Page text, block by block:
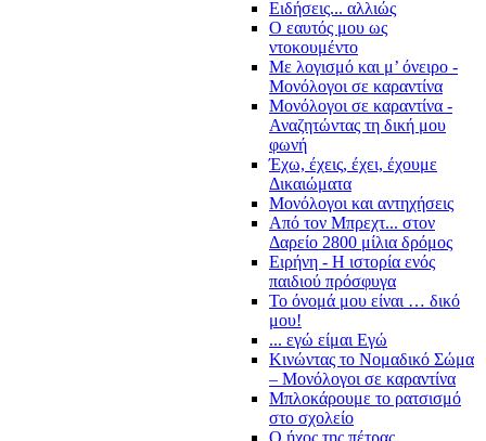
Ειδήσεις... αλλιώς
Ο εαυτός μου ως
ντοκουμέντο
Με λογισμό και μ’ όνειρο -
Μονόλογοι σε καραντίνα
Μονόλογοι σε καραντίνα -
Αναζητώντας τη δική μου
φωνή
Έχω, έχεις, έχει, έχουμε
Δικαιώματα
Μονόλογοι και αντηχήσεις
Από τον Μπρεχτ... στον
Δαρείο 2800 μίλια δρόμος
Ειρήνη - Η ιστορία ενός
παιδιού πρόσφυγα
Το όνομά μου είναι … δικό
μου!
... εγώ είμαι Εγώ
Κινώντας το Νομαδικό Σώμα
– Μονόλογοι σε καραντίνα
Μπλοκάρουμε το ρατσισμό
στο σχολείο
Ο ήχος της πέτρας